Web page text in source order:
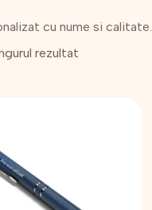
cu nume si calitate.
rezultat